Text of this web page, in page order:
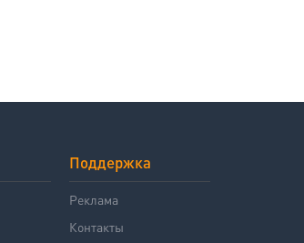
Поддержка
Реклама
Контакты